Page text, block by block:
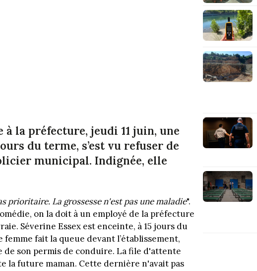
à la préfecture, jeudi 11 juin, une
du terme, s’est vu refuser de
municipal. Indignée, elle
prioritaire. La grossesse n'est pas une maladie".
on la doit à un employé de la préfecture
Séverine Essex est enceinte, à 15 jours du
femme fait la queue devant l’établissement,
son permis de conduire. La file d'attente
la future maman. Cette dernière n'avait pas